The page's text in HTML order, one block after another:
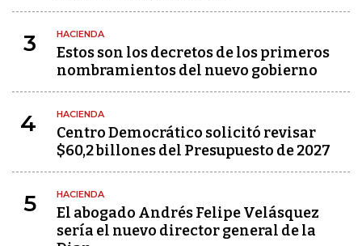
3 HACIENDA
Estos son los decretos de los primeros
nombramientos del nuevo gobierno
4 HACIENDA
Centro Democrático solicitó revisar
$60,2 billones del Presupuesto de 2027
5 HACIENDA
El abogado Andrés Felipe Velásquez
sería el nuevo director general de la